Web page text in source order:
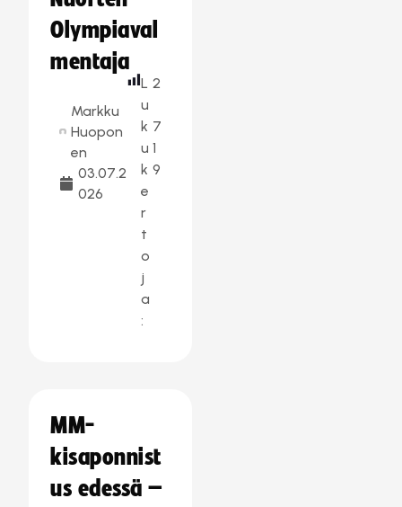
Olympiaval
mentaja
Markku
Huopon
en
03.07.2
026
L
u
k
u
k
e
r
t
o
j
a
:
2
7
1
9
MM-
kisaponnist
us edessä –